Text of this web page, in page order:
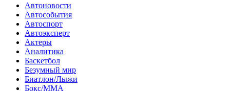
Автоновости
Автособытия
Автоспорт
Автоэксперт
Актеры
Аналитика
Баскетбол
Безумный мир
Биатлон/Лыжи
Бокс/MMA